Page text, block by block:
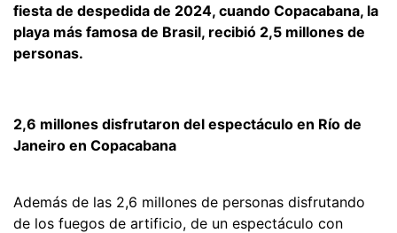
fiesta de despedida de 2024, cuando Copacabana, la
playa más famosa de Brasil, recibió 2,5 millones de
personas.
2,6 millones disfrutaron del espectáculo en Río de
Janeiro en Copacabana
Además de las 2,6 millones de personas disfrutando
de los fuegos de artificio, de un espectáculo con